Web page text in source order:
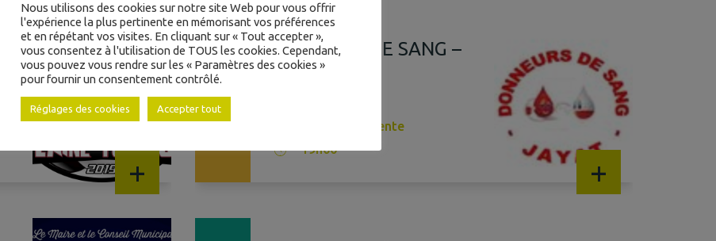
+
09
JANV
DONNEUR DE SANG –
ASSEMBLÉE
Salle polyvalente
19h00
+
Nous utilisons des cookies sur notre site Web pour vous offrir
l'expérience la plus pertinente en mémorisant vos préférences
et en répétant vos visites. En cliquant sur « Tout accepter »,
vous consentez à l'utilisation de TOUS les cookies. Cependant,
vous pouvez vous rendre sur les « Paramètres des cookies »
pour fournir un consentement contrôlé.
Réglages des cookies Accepter tout